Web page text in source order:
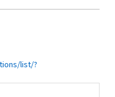
list/?